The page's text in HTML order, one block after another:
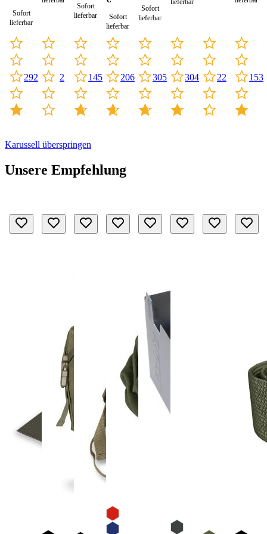
Sofort
lieferbar
292 2
Sofort
lieferbar
145
Sofort
lieferbar
206
Sofort
lieferbar
305
lieferbar
304 22 153
Karussell überspringen
Unsere Empfehlung